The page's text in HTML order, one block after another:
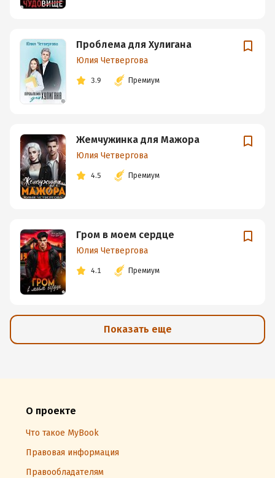
Проблема для Хулигана
Юлия Четвергова
3.9 Премиум
Жемчужинка для Мажора
Юлия Четвергова
4.5 Премиум
Гром в моем сердце
Юлия Четвергова
4.1 Премиум
Показать еще
О проекте
Что такое MyBook
Правовая информация
Правообладателям